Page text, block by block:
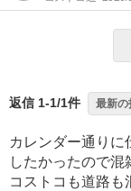
返信 1-1/1件 最新の
カレンダー通りに
したかったので混
コストコも道路も